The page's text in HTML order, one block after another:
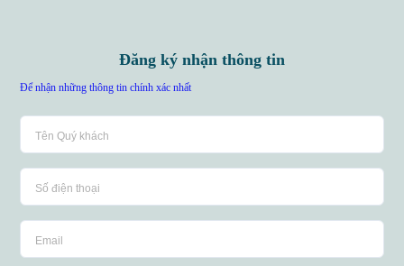
Đăng ký nhận thông tin
Để nhận những thông tin chính xác nhất